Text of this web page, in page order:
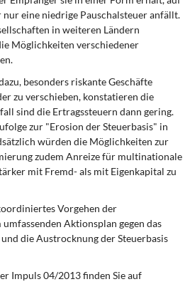
eine niedrige Pauschalsteuer anfällt.
in weiteren Ländern
Möglichkeiten verschiedener
besonders riskante Geschäfte
zu verschieben, konstatieren die
sind die Ertragssteuern dann gering.
zur "Erosion der Steuerbasis" in
würden die Möglichkeiten zur
zudem Anreize für multinationale
mit Fremd- als mit Eigenkapital zu
Vorgehen der
Aktionsplan gegen das
die Austrocknung der Steuerbasis
Impuls 04/2013 finden Sie auf